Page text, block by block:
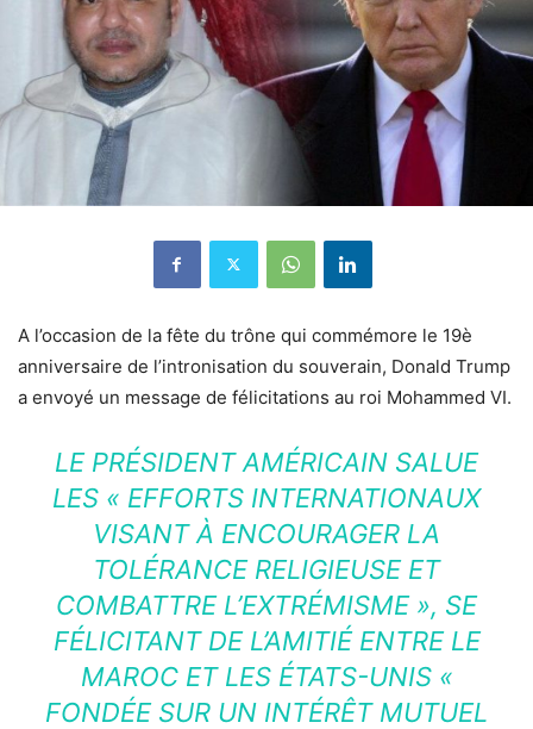
A l’occasion de la fête du trône qui commémore le 19è
anniversaire de l’intronisation du souverain, Donald Trump
a envoyé un message de félicitations au roi Mohammed VI.
LE PRÉSIDENT AMÉRICAIN SALUE
LES « EFFORTS INTERNATIONAUX
VISANT À ENCOURAGER LA
TOLÉRANCE RELIGIEUSE ET
COMBATTRE L’EXTRÉMISME », SE
FÉLICITANT DE L’AMITIÉ ENTRE LE
MAROC ET LES ÉTATS-UNIS «
FONDÉE SUR UN INTÉRÊT MUTUEL